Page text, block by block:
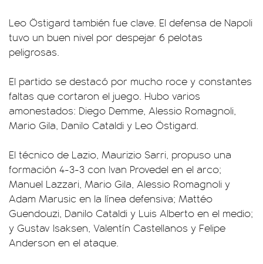
Leo Östigard también fue clave. El defensa de Napoli
tuvo un buen nivel por despejar 6 pelotas
peligrosas.
El partido se destacó por mucho roce y constantes
faltas que cortaron el juego. Hubo varios
amonestados: Diego Demme, Alessio Romagnoli,
Mario Gila, Danilo Cataldi y Leo Östigard.
El técnico de Lazio, Maurizio Sarri, propuso una
formación 4-3-3 con Ivan Provedel en el arco;
Manuel Lazzari, Mario Gila, Alessio Romagnoli y
Adam Marusic en la línea defensiva; Mattéo
Guendouzi, Danilo Cataldi y Luis Alberto en el medio;
y Gustav Isaksen, Valentín Castellanos y Felipe
Anderson en el ataque.